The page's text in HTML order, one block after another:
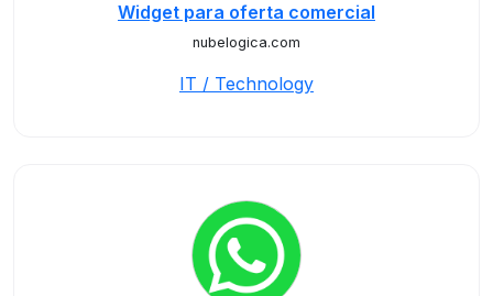
Widget para oferta comercial
nubelogica.com
IT / Technology